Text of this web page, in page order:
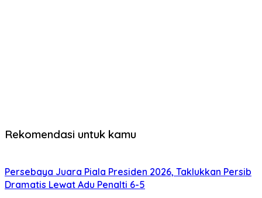
Rekomendasi untuk kamu
Persebaya Juara Piala Presiden 2026, Taklukkan Persib
Dramatis Lewat Adu Penalti 6-5